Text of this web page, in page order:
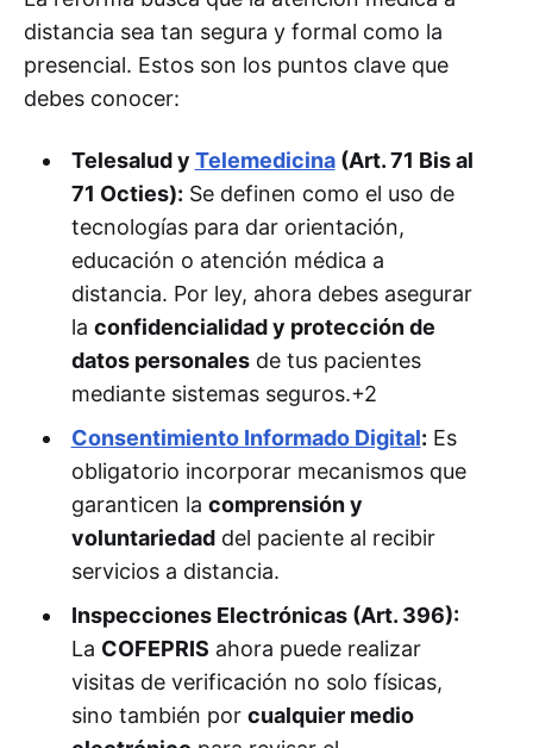
distancia sea tan segura y formal como la
presencial. Estos son los puntos clave que
debes conocer:
Telesalud y Telemedicina(Art. 71 Bis al
71 Octies): Se definen como el uso de
tecnologías para dar orientación,
educación o atención médica a
distancia. Por ley, ahora debes asegurar
la confidencialidad y protección de
datos personalesde tus pacientes
mediante sistemas seguros.+2
Consentimiento Informado Digital: Es
obligatorio incorporar mecanismos que
garanticen la comprensión y
voluntariedaddel paciente al recibir
servicios a distancia.
Inspecciones Electrónicas (Art. 396):
La COFEPRIS ahora puede realizar
visitas de verificación no solo físicas,
sino también por cualquier medio